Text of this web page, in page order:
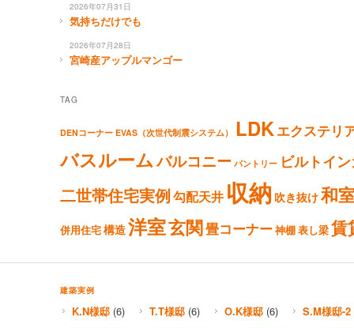
2026年07月31日
気持ちだけでも
2026年07月28日
宮崎産アップルマンゴー
TAG
DENコーナー EVAS（次世代制震システム） LDKエクステリ
バスルームバルコニー パントリー ビルトイ
二世帯住宅実例勾配天井 収納 吹き抜け和
併用住宅構造洋室玄関畳コーナー神棚表し梁賃
建築実例
K.N様邸 (6) T.T様邸 (6) O.K様邸 (6) S.M様邸-2